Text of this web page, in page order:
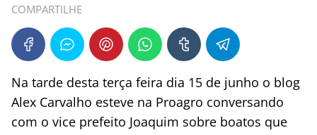
COMPARTILHE
Na tarde desta terça feira dia 15 de junho o blog
Alex Carvalho esteve na Proagro conversando
com o vice prefeito Joaquim sobre boatos que